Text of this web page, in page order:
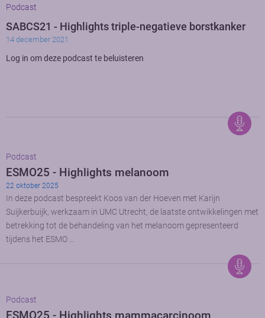
Podcast
SABCS21 - Highlights triple-negatieve borstkanker
14 december 2021
Log in om deze podcast te beluisteren
Podcast
ESMO25 - Highlights melanoom
22 oktober 2025
In deze podcast bespreekt Koos van der Hoeven met Karijn
Suijkerbuijk, werkzaam in UMC Utrecht, de laatste ontwikkelingen met
betrekking tot de behandeling van het melanoom gepresenteerd
tijdens het ESMO …
Podcast